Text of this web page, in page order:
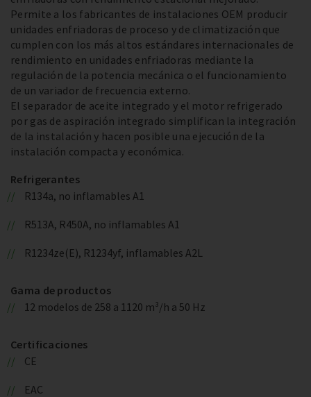
Permite a los fabricantes de instalaciones OEM producir
unidades enfriadoras de proceso y de climatización que
cumplen con los más altos estándares internacionales de
rendimiento en unidades enfriadoras mediante la
regulación de la potencia mecánica o el funcionamiento
de un variador de frecuencia externo.
El separador de aceite integrado y el motor refrigerado
por gas de aspiración integrado simplifican la integración
de la instalación y hacen posible una ejecución de la
instalación compacta y económica.
Refrigerantes
R134a, no inflamables A1
R513A, R450A, no inflamables A1
R1234ze(E), R1234yf, inflamables A2L
Gama de productos
12 modelos de 258 a 1120 m³/h a 50 Hz
Certificaciones
CE
EAC